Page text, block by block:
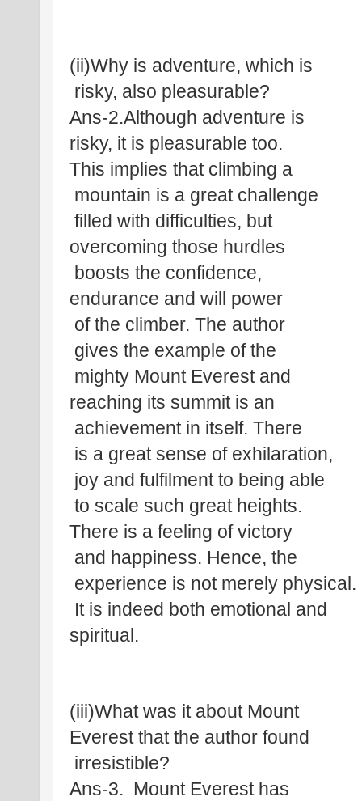
(ii)Why is adventure, which is
risky, also pleasurable?
Ans-2.Although adventure is
risky, it is pleasurable too.
This implies that climbing a
mountain is a great challenge
filled with difficulties, but
overcoming those hurdles
boosts the confidence,
endurance and will power
of the climber. The author
gives the example of the
mighty Mount Everest and
reaching its summit is an
achievement in itself. There
is a great sense of exhilaration,
joy and fulfilment to being able
to scale such great heights.
There is a feeling of victory
and happiness. Hence, the
experience is not merely physical.
It is indeed both emotional and
spiritual.
(iii)What was it about Mount
Everest that the author found
irresistible?
Ans-3.  Mount Everest has